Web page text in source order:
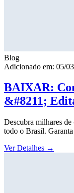
Blog
Adicionado em: 05/
BAIXAR:
&#8211;
Descubra milhares
todo o Brasil. Garanta
Ver Detalhes →